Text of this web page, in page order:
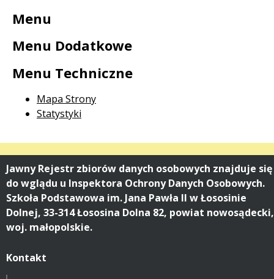
Menu
Menu Dodatkowe
Menu Techniczne
Mapa Strony
Statystyki
Jawny Rejestr zbiorów danych osobowych znajduje się
do wglądu u Inspektora Ochrony Danych Osobowych.
Szkoła Podstawowa im. Jana Pawła II w Łososinie
Dolnej, 33-314 Łososina Dolna 82, powiat nowosądecki,
woj. małopolskie.
Kontakt